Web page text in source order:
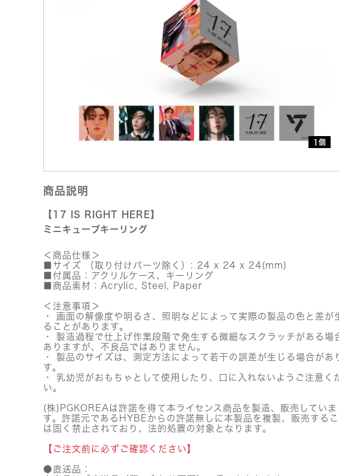
1個
商品説明
【17 IS RIGHT HERE】
ミニキューブキーリング
＜商品仕様＞
■サイズ （取り付けパーツ除く）: 24 x 24 x 24(mm)
■付属品：アクリルケース、キーリング
■商品素材：Acrylic, Steel, Paper
＜注意事項＞
・ 画面の解像度や明るさ、照明などによって実際の製品の色と差が
ることがあります。
・ 製造過程で仕上げ作業段階で発生する微細なスクラッチがある場
ありますが、不良品ではありません。
・ 製品のサイズは、測定方法によって若干の誤差が生じる場合があ
す。
・ 乳幼児がおもちゃとして使用したり、口に入れないようご注意く
い。
(株)PGKOREAは許諾を得て本ライセンス商品を製造、販売していま
す。許諾元であるHYBEからの許諾無しに本製品を複製、販売するこ
は固く禁止されており、法的処置の対象となります。
【ご注文前に必ずご確認ください】
●直送品：